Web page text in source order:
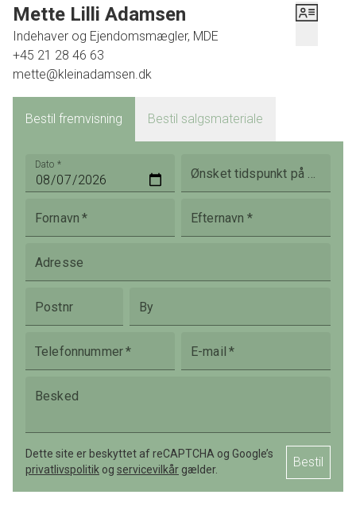
Mette Lilli Adamsen
Indehaver og Ejendomsmægler, MDE
+45 21 28 46 63
mette@kleinadamsen.dk
Bestil fremvisning Bestil salgsmateriale
Dato *
Ønsket tidspunkt på dagen
Fornavn * Efternavn *
Adresse
Postnr By
Telefonnummer* E-mail *
Besked
Dette site er beskyttet af reCAPTCHA og Google’s
privatlivspolitik og servicevilkår gælder. Bestil